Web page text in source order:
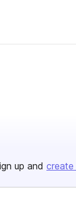
up and